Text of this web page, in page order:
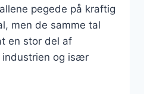
pegede på kraftig
men de samme tal
en stor del af
industrien og især